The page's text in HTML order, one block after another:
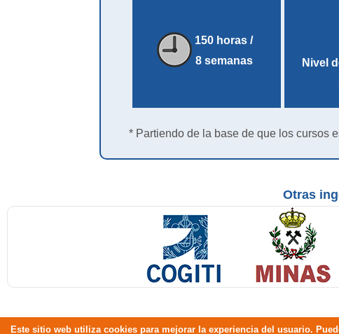
Este sitio web utiliza cookies para mejorar la experiencia del usuario.
150 horas /
8 semanas
Nivel
* Partiendo de la base de que los cursos
Otras